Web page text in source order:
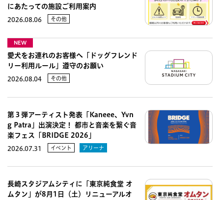
にあたっての施設ご利用案内
2026.08.06 その他
NEW
愛犬をお連れのお客様へ「ドッグフレンド
リー利用ルール」遵守のお願い
2026.08.04 その他
第３弾アーティスト発表「Kaneee、Yvn
g Patra」出演決定！ 都市と音楽を繋ぐ音
楽フェス「BRIDGE 2026」
2026.07.31 イベント アリーナ
長崎スタジアムシティに「東京純食堂 オ
ムタン」が8月1日（土）リニューアルオ